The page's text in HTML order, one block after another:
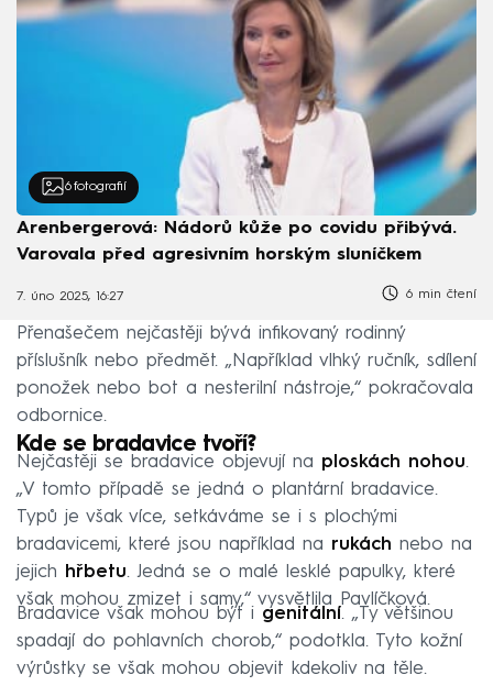
6 fotografií
Arenbergerová: Nádorů kůže po covidu přibývá.
Varovala před agresivním horským sluníčkem
7. úno 2025, 16:27 6 min čtení
Přenašečem nejčastěji bývá infikovaný rodinný
příslušník nebo předmět. „Například vlhký ručník, sdílení
ponožek nebo bot a nesterilní nástroje,“ pokračovala
odbornice.
Kde se bradavice tvoří?
Nejčastěji se bradavice objevují na ploskách nohou.
„V tomto případě se jedná o plantární bradavice.
Typů je však více, setkáváme se i s plochými
bradavicemi, které jsou například na rukách nebo na
jejich
hřbetu. Jedná se o malé lesklé papulky, které
však mohou zmizet i samy,“ vysvětlila Pavlíčková.
Bradavice však mohou být i genitální. „Ty většinou
spadají do pohlavních chorob,“ podotkla. Tyto kožní
výrůstky se však mohou objevit kdekoliv na těle.